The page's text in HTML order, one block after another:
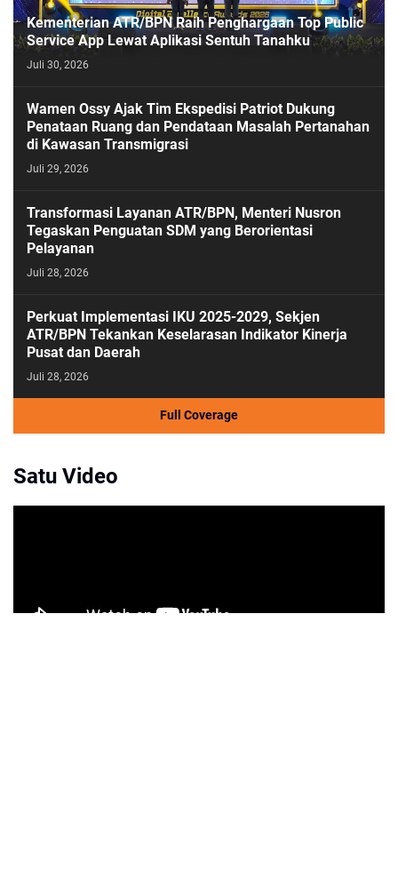
Kementerian ATR/BPN Raih Penghargaan Top Public
Service App Lewat Aplikasi Sentuh Tanahku
Juli 30, 2026
Wamen Ossy Ajak Tim Ekspedisi Patriot Dukung
Penataan Ruang dan Pendataan Masalah Pertanahan
di Kawasan Transmigrasi
Juli 29, 2026
Transformasi Layanan ATR/BPN, Menteri Nusron
Tegaskan Penguatan SDM yang Berorientasi
Pelayanan
Juli 28, 2026
Perkuat Implementasi IKU 2025-2029, Sekjen
ATR/BPN Tekankan Keselarasan Indikator Kinerja
Pusat dan Daerah
Juli 28, 2026
Full Coverage
Satu Video